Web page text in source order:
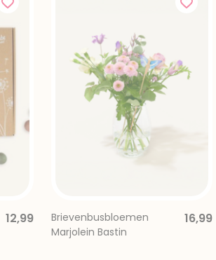
12,99
Brievenbusbloemen
Marjolein Bastin
16,99